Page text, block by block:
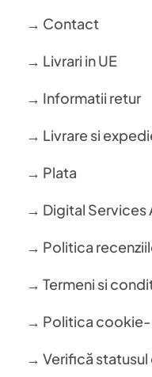
→ Contact
→ Livrari in UE
→ Informatii retur
→ Livrare si
→ Plata
→ Digital Services
→ Politica
→ Termeni si
→ Politica cookie-
→ Verifică statusul